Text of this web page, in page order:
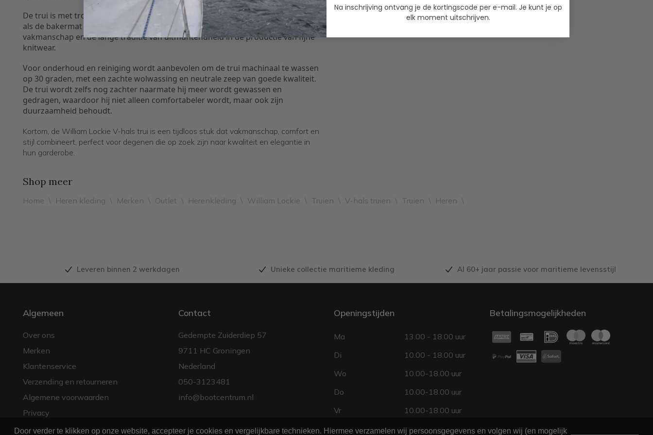
Door verder te klikken op onze website, accepteer je cookies en vergelijkbare technieken. Hiermee verzamelen wij persoonsgegevens en volgen wij (en mogelijk
De trui is met trots gemaakt in Hawick, Schotland, een gebied dat bekend staat
als de bakermat van luxe breiwerk. Dit benadrukt het ambachtelijke
vakmanschap en de lange traditie van uitmuntendheid in de productie van fijne
knitwear.
Voor onderhoud en reiniging wordt aanbevolen om de trui machinaal te wassen
op 30 graden, met een zachte wolwassing en neutrale zeep van goede kwaliteit.
De trui wordt zelfs nog zachter naarmate hij meer wordt gewassen en
gedragen, waardoor hij niet alleen comfortabeler wordt, maar ook zijn
duurzaamheid behoudt.
Kortom, de William Lockie V-hals trui is een tijdloos stuk dat vakmanschap, comfort en
stijl combineert, perfect voor degenen die op zoek zijn naar kwaliteit en elegantie in
hun garderobe.
Shop meer
Home \ Heren kleding \ Merken \ Outlet \ Herenkleding \ William Lockie \ Truien \ V-hals truien \ Truien \ Heren \
Leveren binnen 2 werkdagen Unieke collectie maritieme kleding Al 60+ jaar passie voor maritieme levensstijl
Algemeen
Over ons
Merken
Klantenservice
Verzending en retourneren
Algemene voorwaarden
Privacy
Contact
Gedempte Zuiderdiep 57
9711 HC Groningen
Nederland
050-3123481
info@bootcentrum.nl
Openingstijden
Ma
13.00 - 18.00 uur
Di
10.00 - 18.00 uur
Wo
10.00-18.00 uur
Do
10.00-18.00 uur
Vr
10.00-18.00 uur
Za
10.00 - 17.00 uur
Betalingsmogelijkheden
Na inschrijving ontvang je de kortingscode per e-mail. Je kunt je op
elk moment uitschrijven.